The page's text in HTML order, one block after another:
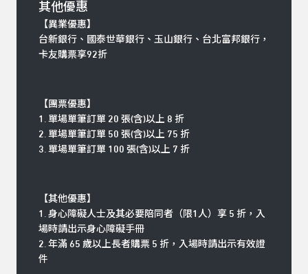
其他優惠
【異業優惠】
台新銀行、國泰世華銀行、玉山銀行、台北富邦銀行，
卡友購票享92折
【團票優惠】
1. 單場單筆訂單 20 張(含)以上 8 折
2. 單場單筆訂單 50 張(含)以上 75 折
3. 單場單筆訂單 100 張(含)以上 7 折
【其他優惠】
1. 身心障礙人士及其必要陪同者（限1人）享 5 折，入
場時請出示身心障礙手冊
2. 年滿 65 歲以上長者購票 5 折，入場時請出示有效證
件